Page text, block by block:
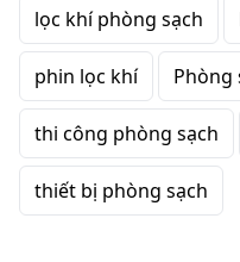
lọc khí phòng sạch
phin lọc khí Phòng
thi công phòng sạch
thiết bị phòng sạch